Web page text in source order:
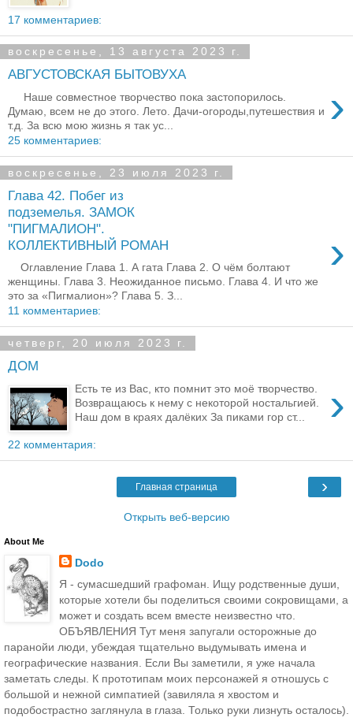
17 комментариев:
воскресенье, 13 августа 2023 г.
АВГУСТОВСКАЯ БЫТОВУХА
›
Наше совместное творчество пока застопорилось.
Думаю, всем не до этого. Лето. Дачи-огороды,путешествия и
т.д. За всю мою жизнь я так ус...
25 комментариев:
воскресенье, 23 июля 2023 г.
Глава 42. Побег из
подземелья. ЗАМОК
"ПИГМАЛИОН".
КОЛЛЕКТИВНЫЙ РОМАН
›
Оглавление Глава 1. А гата Глава 2. О чём болтают
женщины. Глава 3. Неожиданное письмо. Глава 4. И что же
это за «Пигмалион»? Глава 5. З...
11 комментариев:
четверг, 20 июля 2023 г.
ДОМ
›
Есть те из Вас, кто помнит это моё творчество.
Возвращаюсь к нему с некоторой ностальгией.
Наш дом в краях далёких За пиками гор ст...
22 комментария:
›
Главная страница
Открыть веб-версию
About Me
Dodo
Я - сумасшедший графоман. Ищу родственные души,
которые хотели бы поделиться своими сокровищами, а
может и создать всем вместе неизвестно что.
ОБЪЯВЛЕНИЯ Тут меня запугали осторожные до
паранойи люди, убеждая тщательно выдумывать имена и
географические названия. Если Вы заметили, я уже начала
заметать следы. К прототипам моих персонажей я отношусь с
большой и нежной симпатией (завиляла я хвостом и
подобострастно заглянула в глаза. Только руки лизнуть осталось).